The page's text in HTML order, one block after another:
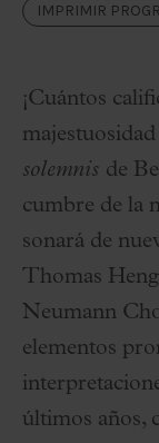
IMPRIMIR
¡Cuántos
solemnis de
cumbre de la
sonará de
Thomas
Neumann
elementos
últimos años,